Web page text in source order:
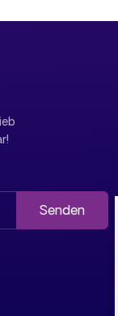
Senden